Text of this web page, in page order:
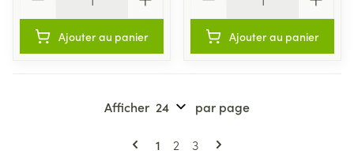
Ajouter au panier Ajouter au panier
Pages
Vous lisez actuellement la page
1 Page
2 Page
3
Afficher par page